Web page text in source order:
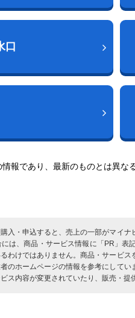
口
報であり、最新のものとは異な
入・申込すると、売上の一部がマイ
は、商品・サービス情報に「PR」
わけではありません。商品・サービ
のホームページの情報を参考にして
ス内容が変更されていたり、販売・提